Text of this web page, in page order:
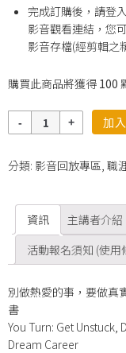
完成訂購後，請登
影音觀看連結，您
影音存檔(經剪輯之
購買此商品將獲得 100
量
加
分類: 影音回放專區, 職
資訊 主講者介紹
活動報名須知 (使用
別做熱愛的事，要做真
書
You Turn: Get Unstuck,
Dream Career